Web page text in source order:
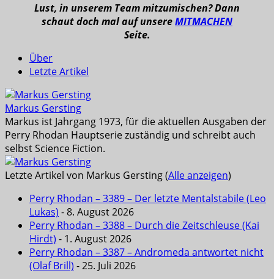
Lust, in unserem Team mitzumischen? Dann
schaut doch mal auf unsereMITMACHEN
Seite.
Über
Letzte Artikel
Markus Gersting
Markus ist Jahrgang 1973, für die aktuellen Ausgaben der
Perry Rhodan Hauptserie zuständig und schreibt auch
selbst Science Fiction.
Letzte Artikel von Markus Gersting(Alle anzeigen)
Perry Rhodan – 3389 – Der letzte Mentalstabile (Leo
Lukas) - 8. August 2026
Perry Rhodan – 3388 – Durch die Zeitschleuse (Kai
Hirdt) - 1. August 2026
Perry Rhodan – 3387 – Andromeda antwortet nicht
(Olaf Brill) - 25. Juli 2026